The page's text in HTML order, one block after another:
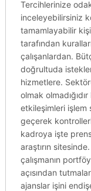
Tercihlerinize
inceleyebilirsiniz
tamamlayabilir
tarafından
çalışanlardan.
doğrultuda
hizmetlere.
olmak
etkileşimleri işlem
geçerek
kadroya işte
araştırın
çalışmanın
açısından
ajanslar işini